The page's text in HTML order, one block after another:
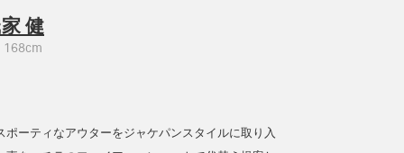
健
168cm
ポーティなアウターをジャケパンスタイルに取り入